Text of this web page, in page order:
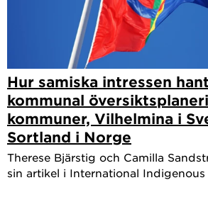
Hur samiska intressen
kommunal
kommuner, Vilhelmina i
Sortland i Norge
Therese Bjärstig och Camilla
sin artikel i International